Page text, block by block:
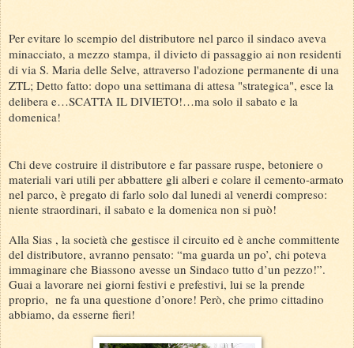
Per evitare lo scempio del distributore nel parco il sindaco aveva
minacciato, a mezzo stampa, il divieto di passaggio ai non residenti
di via S. Maria delle Selve, attraverso l'adozione permanente di una
ZTL; Detto fatto: dopo una settimana di attesa "strategica", esce la
delibera e…SCATTA IL DIVIETO!…ma solo il sabato e la
domenica!
Chi deve costruire il distributore e far passare ruspe, betoniere o
materiali vari utili per abbattere gli alberi e colare il cemento-armato
nel parco, è pregato di farlo solo dal lunedi al venerdi compreso:
niente straordinari, il sabato e la domenica non si può!
Alla Sias , la società che gestisce il circuito ed è anche committente
del distributore, avranno pensato: “ma guarda un po’, chi poteva
immaginare che Biassono avesse un Sindaco tutto d’un pezzo!”.
Guai a lavorare nei giorni festivi e prefestivi, lui se la prende
proprio, ne fa una questione d’onore! Però, che primo cittadino
abbiamo, da esserne fieri!